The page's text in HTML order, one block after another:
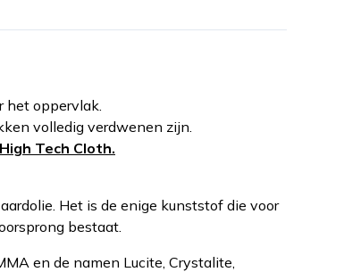
het oppervlak.
volledig verdwenen zijn.
High Tech Cloth.
Het is de enige kunststof die voor
bestaat.
en de namen Lucite, Crystalite,